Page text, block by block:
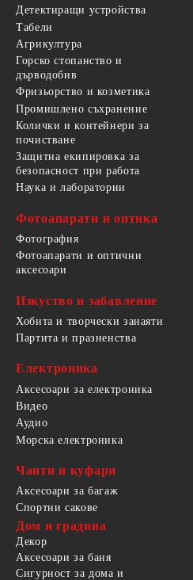
Детектиращи устройства
Табели
Агрикултура
Горско стопанство и
дърводобив
Фризьорство и козметика
Промишлено съхранение
Колички и контейнери за
почистване
Защитна екипировка за
безопасност при работа
Наука и лаборатории
Фотоапарати и оптика
Фотография
Фотоапарати и оптични
аксесоари
Изкуство и забавление
Хобита и творчески занаяти
Партита и празненства
Електроника
Аксесоари за електроника
Видео
Аудио
Морска електроника
Чанти и куфари
Аксесоари за багаж
Спортни сакове
Дом и градина
Декор
Аксесоари за баня
Сигурност за дома и